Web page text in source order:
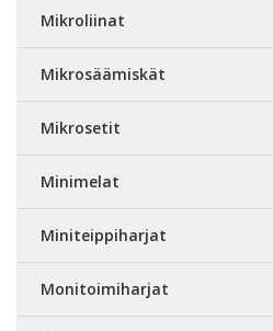
Mikroliinat
Mikrosäämiskät
Mikrosetit
Minimelat
Miniteippiharjat
Monitoimiharjat